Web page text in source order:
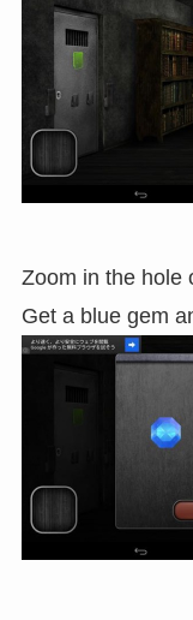
Zoom in the hole
Get a blue gem